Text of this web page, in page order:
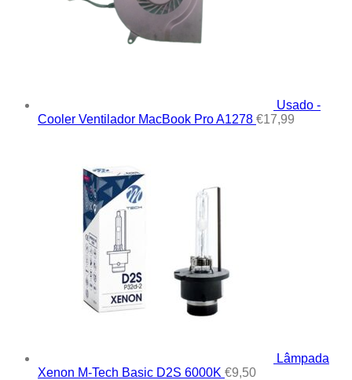
Usado -
Cooler Ventilador MacBook Pro A1278 €17,99
Lâmpada
Xenon M-Tech Basic D2S 6000K €9,50